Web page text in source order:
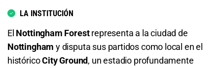
6.62
Total de Goles - Menos de 4.5
1.13 S/ 11,30 S/ 1,30
LA INSTITUCIÓN
El Nottingham Forestrepresenta a la ciudad de
Nottingham y disputa sus partidos como local en el
históricoCity Ground, un estadio profundamente